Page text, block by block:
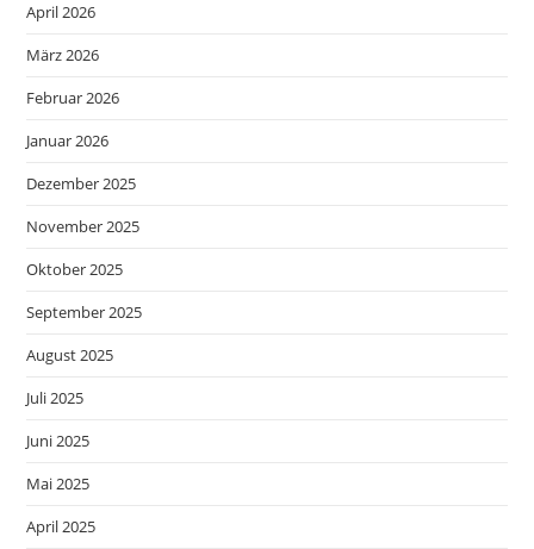
April 2026
März 2026
Februar 2026
Januar 2026
Dezember 2025
November 2025
Oktober 2025
September 2025
August 2025
Juli 2025
Juni 2025
Mai 2025
April 2025